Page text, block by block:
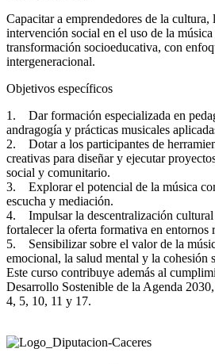
Capacitar a emprendedores de la cultura,
intervención social en el uso de la
transformación socioeducativa, con
intergeneracional.
Objetivos específicos
1. Dar formación especializada en
andragogía y prácticas musicales
2. Dotar a los participantes de
creativas para diseñar y ejecutar
social y comunitario.
3. Explorar el potencial de la música
escucha y mediación.
4. Impulsar la descentralización cultural
fortalecer la oferta formativa en entornos
5. Sensibilizar sobre el valor de la
emocional, la salud mental y la cohesión
Este curso contribuye además al
Desarrollo Sostenible de la Agenda
4, 5, 10, 11 y 17.